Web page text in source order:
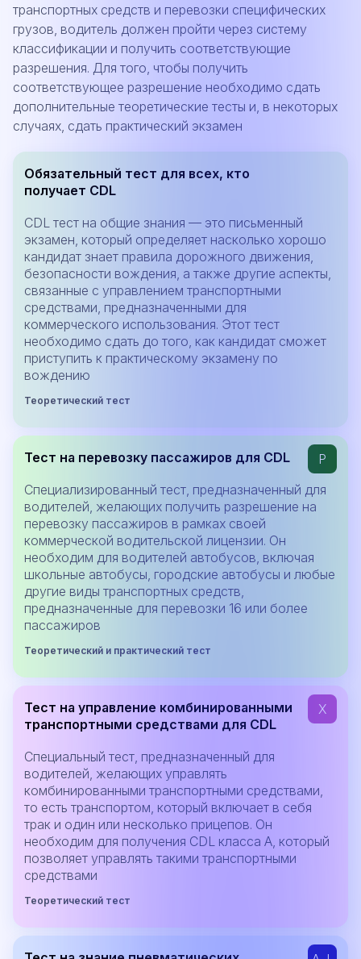
транспортных средств и перевозки специфических
грузов, водитель должен пройти через систему
классификации и получить соответствующие
разрешения. Для того, чтобы получить
соответствующее разрешение необходимо сдать
дополнительные теоретические тесты и, в некоторых
случаях, сдать практический экзамен
Обязательный тест для всех, кто
получает CDL
CDL тест на общие знания — это письменный
экзамен, который определяет насколько хорошо
кандидат знает правила дорожного движения,
безопасности вождения, а также другие аспекты,
связанные с управлением транспортными
средствами, предназначенными для
коммерческого использования. Этот тест
необходимо сдать до того, как кандидат сможет
приступить к практическому экзамену по
вождению
Теоретический тест
Тест на перевозку пассажиров для CDL
P
Специализированный тест, предназначенный для
водителей, желающих получить разрешение на
перевозку пассажиров в рамках своей
коммерческой водительской лицензии. Он
необходим для водителей автобусов, включая
школьные автобусы, городские автобусы и любые
другие виды транспортных средств,
предназначенные для перевозки 16 или более
пассажиров
Теоретический и практический тест
Тест на управление комбинированными
транспортными средствами для CDL
X
Специальный тест, предназначенный для
водителей, желающих управлять
комбинированными транспортными средствами,
то есть транспортом, который включает в себя
трак и один или несколько прицепов. Он
необходим для получения CDL класса A, который
позволяет управлять такими транспортными
средствами
Теоретический тест